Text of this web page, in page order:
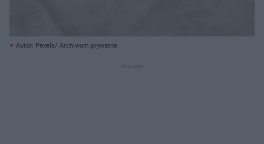
Autor: Pexels/ Archiwum prywatne